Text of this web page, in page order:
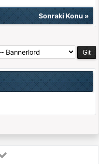
Sonraki Konu»